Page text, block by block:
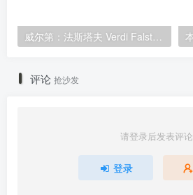
威尔第：法斯塔夫 Verdi Falstaff 2012 [BDMV 36.4GB]
评论 抢沙发
请登录后发表评论
登录